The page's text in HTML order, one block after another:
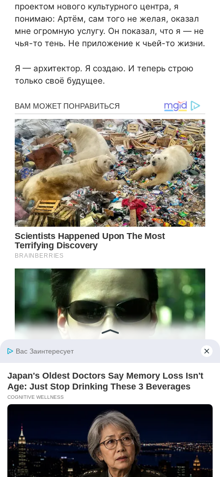
проектом нового культурного центра, я
понимаю: Артём, сам того не желая, оказал
мне огромную услугу. Он показал, что я — не
чья-то тень. Не приложение к чьей-то жизни.
Я — архитектор. Я создаю. И теперь строю
только своё будущее.